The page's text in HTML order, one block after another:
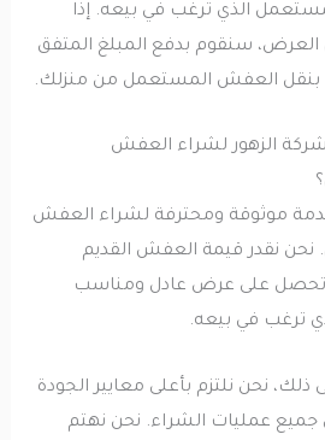
الذي ترغب في بيعه. إذا
سنقوم بدفع المبلغ المتفق
العفش المستعمل من منزلك.
الزهور لشراء العفش
موثوقة ومحترفة لشراء العفش
نقدر قيمة العفش القديم
على عرض عادل ومناسب
في بيعه.
نحن نلتزم بأعلى معايير الجودة
عمليات الشراء. نحن نهتم